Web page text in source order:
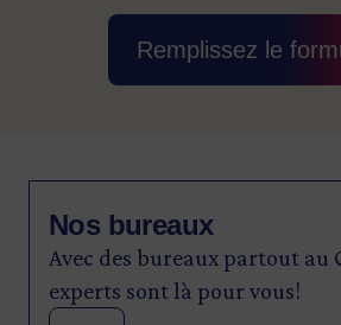
Remplissez le
Nos bureaux
Avec des bureaux partout au
experts sont là pour vous!